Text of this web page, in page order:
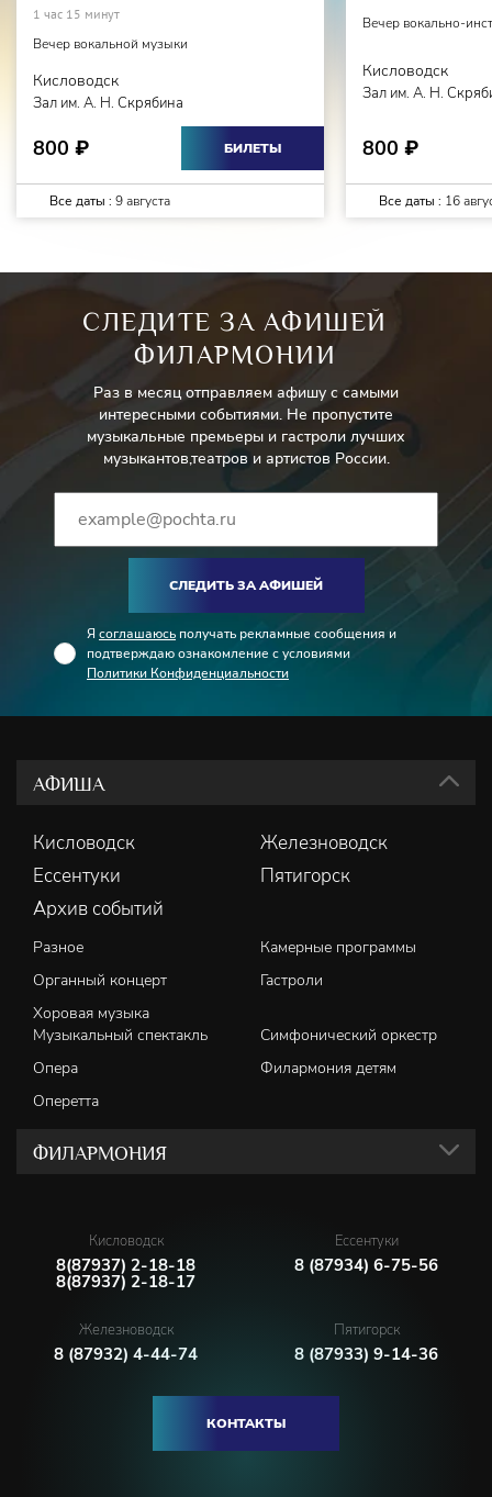
1 час 15 минут
Вечер вокальной музыки
Кисловодск
Зал им. А. Н. Скрябина
800 ₽ БИЛЕТЫ
Все даты : 9 августа
Вечер вокально-
Кисловодск
Зал им. А. Н.
800 ₽
Все даты : 16
СЛЕДИТЕ ЗА АФИШЕЙ
ФИЛАРМОНИИ
Раз в месяц отправляем афишу с самыми
интересными событиями. Не пропустите
музыкальные премьеры и гастроли лучших
музыкантов,театров и артистов России.
СЛЕДИТЬ ЗА АФИШЕЙ
Я соглашаюсь получать рекламные сообщения и
подтверждаю ознакомление с условиями
Политики Конфиденциальности
АФИША
Кисловодск
Железноводск
Ессентуки
Пятигорск
Архив событий
Разное
Камерные программы
Органный концерт
Гастроли
Хоровая музыка
Музыкальный спектакль
Симфонический оркестр
Опера
Филармония детям
Оперетта
ФИЛАРМОНИЯ
Кисловодск
8(87937) 2-18-18
8(87937) 2-18-17
Ессентуки
8 (87934) 6-75-56
Железноводск
8 (87932) 4-44-74
Пятигорск
8 (87933) 9-14-36
КОНТАКТЫ